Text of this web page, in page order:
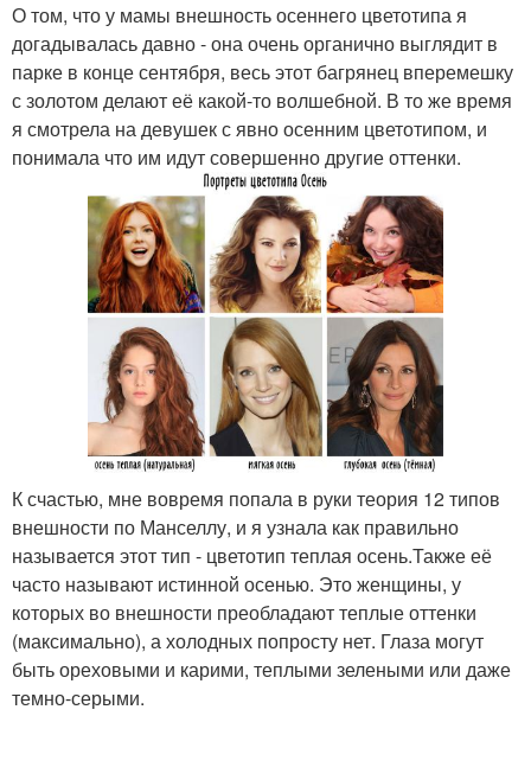
О том, что у мамы внешность осеннего цветотипа я
догадывалась давно - она очень органично выглядит в
парке в конце сентября, весь этот багрянец вперемешку
с золотом делают её какой-то волшебной. В то же время
я смотрела на девушек с явно осенним цветотипом, и
понимала что им идут совершенно другие оттенки.
К счастью, мне вовремя попала в руки теория 12 типов
внешности по Манселлу, и я узнала как правильно
называется этот тип - цветотип теплая осень.Также её
часто называют истинной осенью. Это женщины, у
которых во внешности преобладают теплые оттенки
(максимально), а холодных попросту нет. Глаза могут
быть ореховыми и карими, теплыми зелеными или даже
темно-серыми.